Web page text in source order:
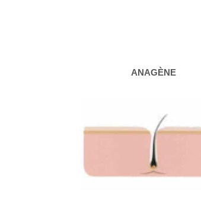
ANAGÈNE